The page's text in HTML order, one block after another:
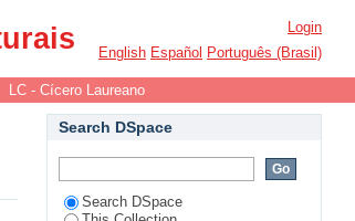
Login
English Español Português (Brasil)
LC - Cícero Laureano
Search DSpace
Search DSpace